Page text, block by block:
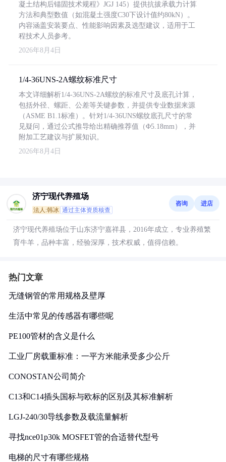
凝土结构后锚固技术规程》JGJ 145）提供抗拔承载力计算
方法和典型数值（如混凝土强度C30下设计值约80kN）。
内容涵盖安装要点、性能影响因素及选型建议，适用于工
程技术人员参考。
2026年8月4日
1/4-36UNS-2A螺纹标准尺寸
本文详细解析1/4-36UNS-2A螺纹的标准尺寸及底孔计算，
包括外径、螺距、公差等关键参数，并提供专业数据来源
（ASME B1.1标准）。针对1/4-36UNS螺纹底孔尺寸的常
见疑问，通过公式推导给出精确推荐值（Φ5.18mm），并
附加工艺建议与扩展知识。
2026年8月4日
济宁现代养殖场
法人:韩冰 通过主体资质核查
咨询 进店
济宁现代养殖场位于山东济宁嘉祥县，2016年成立，专业养殖繁
育牛羊，品种丰富，经验深厚，技术权威，值得信赖。
热门文章
无缝钢管的常用规格及壁厚
生活中常见的传感器有哪些呢
PE100管材的含义是什么
工业厂房载重标准：一平方米能承受多少公斤
CONOSTAN公司简介
C13和C14插头国标与欧标的区别及其标准解析
LGJ-240/30导线参数及载流量解析
寻找nce01p30k MOSFET管的合适替代型号
电梯的尺寸有哪些规格